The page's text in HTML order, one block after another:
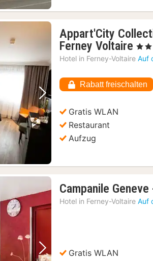
Nächstes Bild
Appart'City
Ferney Voltaire 1
€
, 4
Hotel in Ferney-Voltaire Auf
Rabatt freischalten
Gratis WLAN
Restaurant
Aufzug
Nächstes Bild
Campanile
Hotel in Ferney-Voltaire Auf
Gratis WLAN